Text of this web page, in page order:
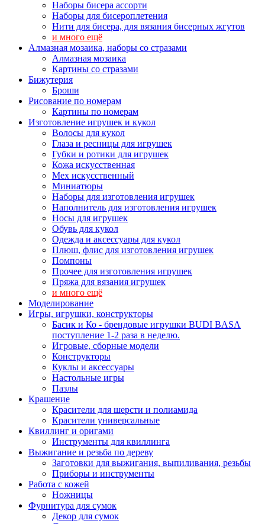
Наборы бисера ассорти
Наборы для бисероплетения
Нити для бисера, для вязания бисерных жгутов
и много ещё
Алмазная мозаика, наборы со стразами
Алмазная мозаика
Картины co стразами
Бижутерия
Броши
Рисование по номерам
Картины по номерам
Изготовление игрушек и кукол
Волосы для кукол
Глаза и ресницы для игрушек
Губки и ротики для игрушек
Кожа искусственная
Мех искусственный
Миниатюры
Наборы для изготовления игрушек
Наполнитель для изготовления игрушек
Носы для игрушек
Обувь для кукол
Одежда и аксессуары для кукол
Плюш, флис для изготовления игрушек
Помпоны
Прочее для изготовления игрушек
Пряжа для вязания игрушек
и много ещё
Моделирование
Игры, игрушки, конструкторы
Басик и Ко - брендовые игрушки BUDI BASA
поступление 1-2 раза в неделю.
Игровые, сборные модели
Конструкторы
Куклы и аксессуары
Настольные игры
Пазлы
Крашение
Красители для шерсти и полиамида
Красители универсальные
Квиллинг и оригами
Инструменты для квиллинга
Выжигание и резьба по дереву
Заготовки для выжигания, выпиливания, резьбы
Приборы и инструменты
Работа с кожей
Ножницы
Фурнитура для сумок
Декор для сумок